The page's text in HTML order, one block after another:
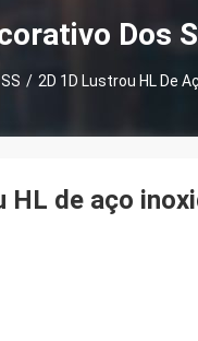
Dos
/ 2D 1D Lustrou HL De
HL de aço